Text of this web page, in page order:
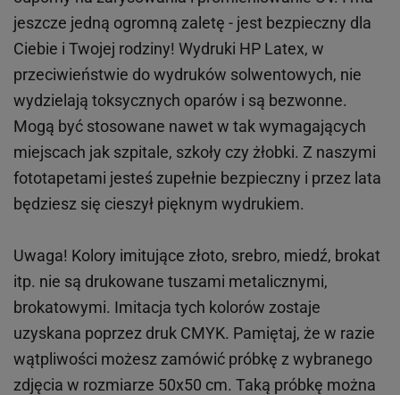
jeszcze jedną ogromną zaletę - jest bezpieczny dla
Ciebie i Twojej rodziny! Wydruki HP Latex, w
przeciwieństwie do wydruków solwentowych, nie
wydzielają toksycznych oparów i są bezwonne.
Mogą być stosowane nawet w tak wymagających
miejscach jak szpitale, szkoły czy żłobki. Z naszymi
fototapetami jesteś zupełnie bezpieczny i przez lata
będziesz się cieszył pięknym wydrukiem.
Uwaga! Kolory imitujące złoto, srebro, miedź, brokat
itp. nie są drukowane tuszami metalicznymi,
brokatowymi. Imitacja tych kolorów zostaje
uzyskana poprzez druk CMYK. Pamiętaj, że w razie
wątpliwości możesz zamówić próbkę z wybranego
zdjęcia w rozmiarze 50x50 cm. Taką próbkę można